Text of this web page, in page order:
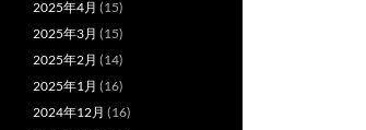
2025年4月 (15)
2025年3月 (15)
2025年2月 (14)
2025年1月 (16)
2024年12月 (16)